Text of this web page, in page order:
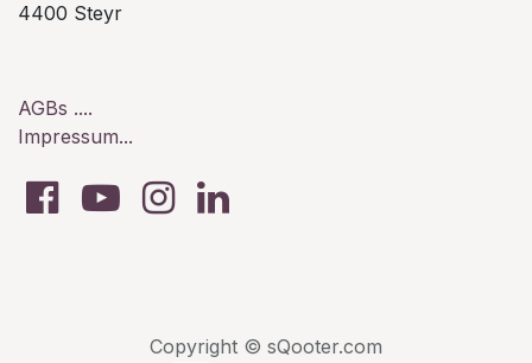
4400 Steyr
AGBs ....
Impressum...
Copyright © sQooter.com